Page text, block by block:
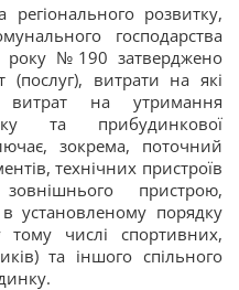
регіонального розвитку,
господарства
року №190 затверджено
(послуг), витрати на які
на утримання
та прибудинкової
зокрема, поточний
технічних пристроїв
пристрою,
установленому порядку
тому числі спортивних,
та іншого спільного